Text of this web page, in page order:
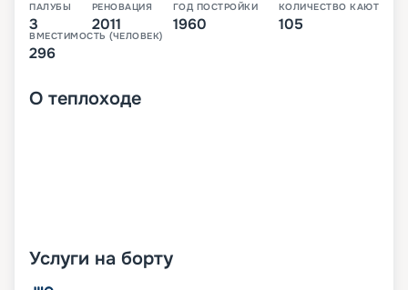
ПАЛУБЫ
3
РЕНОВАЦИЯ
2011
ГОД ПОСТРОЙКИ
1960
КОЛИЧЕСТВО КАЮТ
105
ВМЕСТИМОСТЬ (ЧЕЛОВЕК)
296
О теплоходе
Услуги на борту